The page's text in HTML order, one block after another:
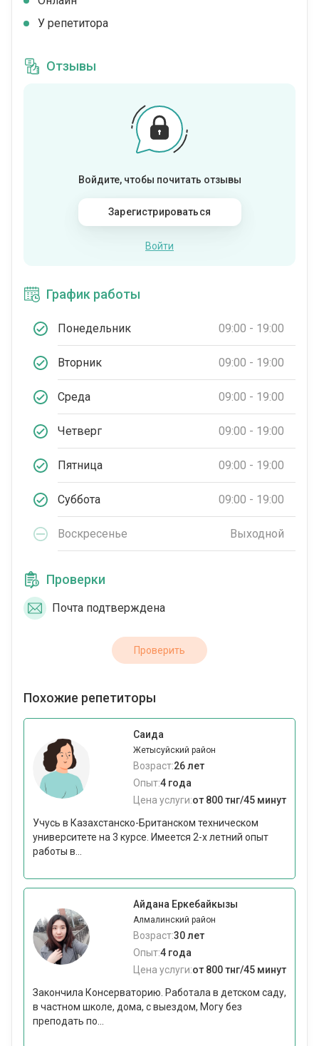
У репетитора
Отзывы
Войдите, чтобы почитать отзывы
Зарегистрироваться
Войти
График работы
Понедельник 09:00 - 19:00
Вторник 09:00 - 19:00
Среда 09:00 - 19:00
Четверг 09:00 - 19:00
Пятница 09:00 - 19:00
Суббота 09:00 - 19:00
Воскресенье Выходной
Проверки
Почта подтверждена
Проверить
Похожие репетиторы
Саида
Жетысуйский район
Возраст:26 лет
Опыт:4 года
Цена услуги:от 800 тнг/45 минут
Учусь в Казахстанско-Британском техническом
университете на 3 курсе. Имеется 2-х летний опыт
работы в...
Айдана Еркебайкызы
Алмалинский район
Возраст:30 лет
Опыт:4 года
Цена услуги:от 800 тнг/45 минут
Закончила Консерваторию. Работала в детском саду,
в частном школе, дома, с выездом, Могу без
преподать по...